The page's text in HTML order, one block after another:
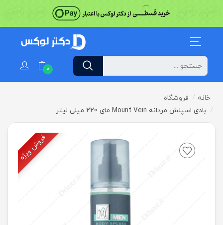
0
خانه
فروشگاه
بادی اسپلش مردانه Mount Vein مای 220 میلی لیتر
فروش ویژه